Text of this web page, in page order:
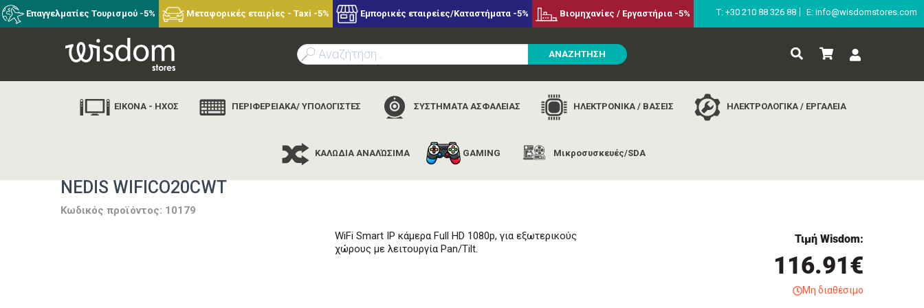
Επαγγελματίες Τουρισμού -5% Μεταφορικές εταιρίες - Taxi -5% Εμπορικές εταιρείες/Καταστήματα -5% Βιομηχανίες / Εργαστήρια -5% Τ: +30 210 88 326 88 E: info@wisdomstores.com
ΑΝΑΖΗΤΗΣΗ
ΕΙΚΟΝΑ - ΗΧΟΣ ΠΕΡΙΦΕΡΕΙΑΚΑ/ ΥΠΟΛΟΓΙΣΤΕΣ ΣΥΣΤΗΜΑΤΑ ΑΣΦΑΛΕΙΑΣ ΗΛΕΚΤΡΟΝΙΚΑ / ΒΑΣΕΙΣ ΗΛΕΚΤΡΟΛΟΓΙΚΑ / ΕΡΓΑΛΕΙΑ
ΚΑΛΩΔΙΑ ΑΝΑΛΏΣΙΜΑ GAMING Μικροσυσκευές/SDA
αρχική εταιρίες nedis nedis wifico20cwt
NEDIS WIFICO20CWT
Κωδικός προϊόντος: 10179
WiFi Smart IP κάμερα Full HD 1080p, για εξωτερικούς
χώρους με λειτουργία Pan/Tilt.
Τιμή Wisdom:
116.91€
Μη διαθέσιμο